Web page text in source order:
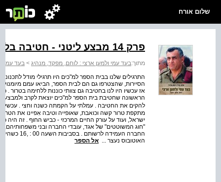
שלום אורח
פרק 14 מבצע ליטני ‑ חטיבה בלחימה
מתוך:בעד עמי ולמען ארצי : לוחם, מפקד, מנהיג > בעד עמי
התרגילים שלנו בבית הספר למ"כים היו תרגילי מודל
הסיירות, שהצטרפו גם הם לבית הספר, הביאו עמם
אז עכשיו היו לנו בחטיבה גם צוותי כוננות ללחימה בטרור .
הראשונה שחטיבת בית הספר למ"כים יוצאת לקרב ולמבצע
מתקפת טרור קשה וכואבת, שאופייה וטיבה אִפיינו את
"חוג המשוטטים" של אגד, עובדי החברה ובני
החברה
האוטובוס נעצר ... אל הספר